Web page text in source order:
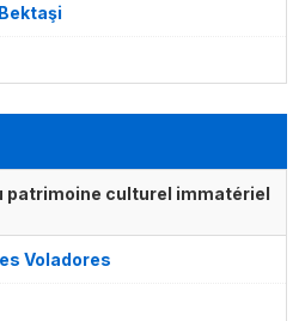
patrimoine culturel immatériel
Voladores